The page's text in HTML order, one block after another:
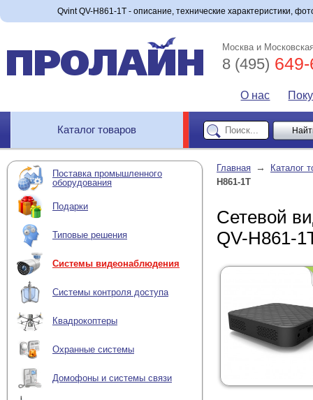
Qvint QV-H861-1T - описание, технические характеристики,
Москва и
8 (495)
О нас
Каталог товаров
Поставка промышленного
оборудования
Подарки
Типовые решения
Системы видеонаблюдения
Системы контроля доступа
Квадрокоптеры
Охранные системы
Домофоны и системы связи
Главная →
Каталог
H861-1T
Сетевой
QV-H861-